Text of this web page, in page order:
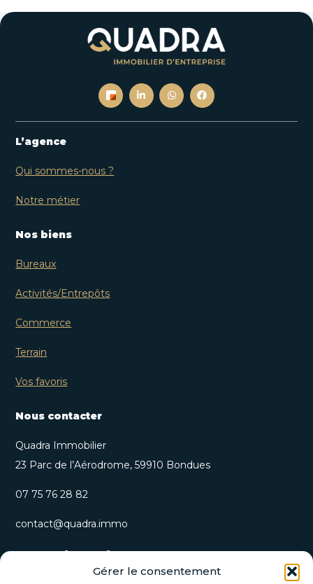
Gérer le consentement
L’agence
Qui sommes-nous ?
Notre métier
Nos biens
Bureaux
Activités/Entrepôts
Commerce
Terrain
Vos favoris
Nous contacter
Quadra Immobilier
23 Parc de l’Aérodrome, 59910 Bondues
07 75 76 28 82
contact@quadra.immo
S’inscrire à notre newsletter
Recevez nos opportunités immobilières et actualités